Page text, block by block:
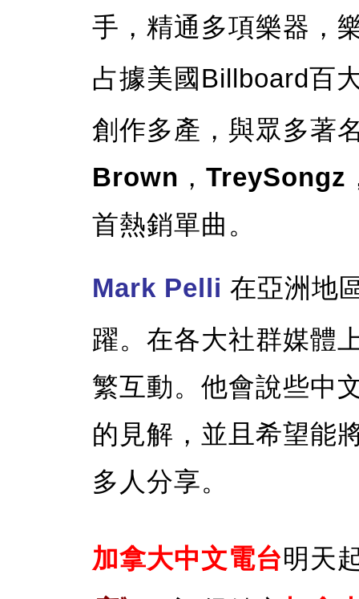
手，精通多項樂器，
占據美國Billboard百
創作多產，與眾多著
Brown ， TreySongz
首熱銷單曲。
Mark Pelli 在亞洲地
躍。在各大社群媒體
繁互動。他會說些中
的見解，並且希望能
多人分享。
加拿大中文電台明天